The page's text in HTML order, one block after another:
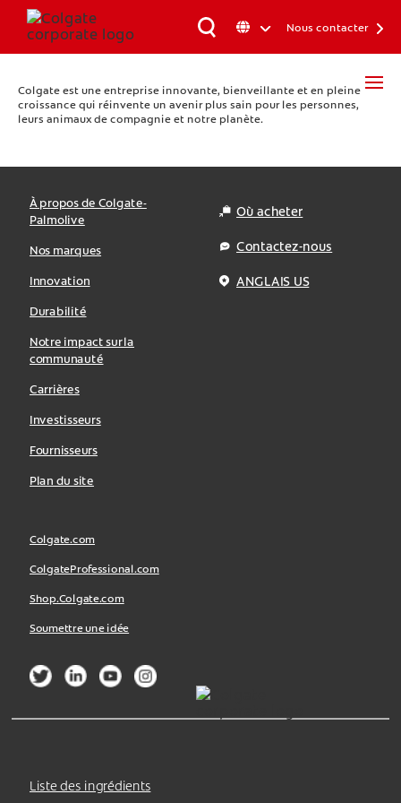
Colgate est une entreprise innovante, bienveillante et en pleine
croissance qui réinvente un avenir plus sain pour les personnes,
leurs animaux de compagnie et notre planète.
Nous contacter
À propos de Colgate-
Palmolive
Nos marques
Innovation
Durabilité
Notre impact sur la
communauté
Carrières
Investisseurs
Fournisseurs
Plan du site
Où acheter
Contactez-nous
ANGLAIS US
Colgate.com
ColgateProfessional.com
Shop.Colgate.com
Soumettre une idée
Liste des ingrédients